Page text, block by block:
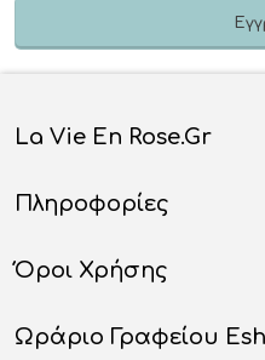
La Vie En Rose.gr
Πληροφορίες
Όροι Χρήσης
Ωράριο Γραφείου